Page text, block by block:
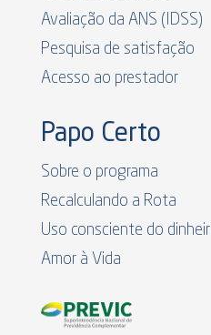
Avaliação da ANS (IDSS)
Pesquisa de satisfação
Acesso ao prestador
Papo Certo
Sobre o programa
Recalculando a Rota
Uso consciente do
Amor à Vida